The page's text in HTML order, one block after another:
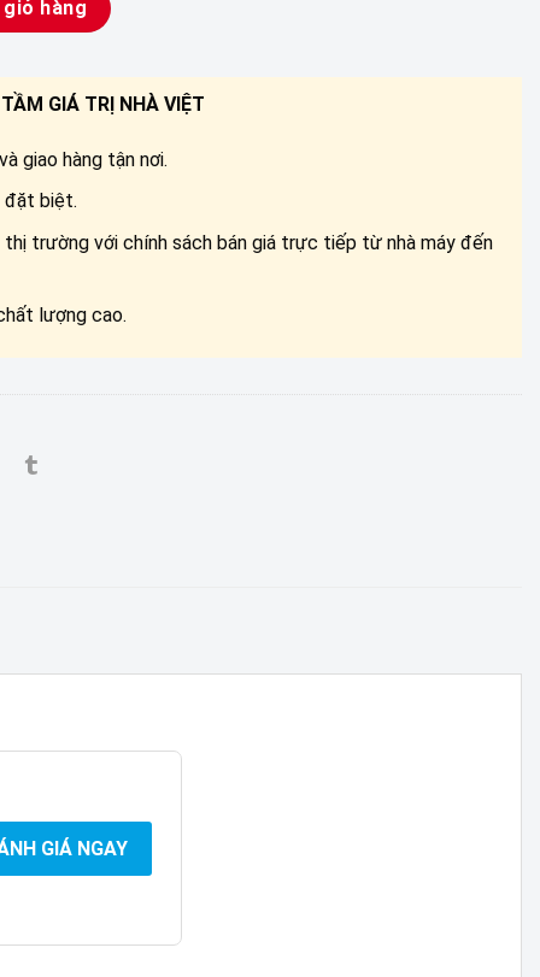
hàng
GIÁ TRỊ NHÀ VIỆT
giao hàng tận nơi.
đặt biệt.
trường với chính sách bán giá trực tiếp từ nhà máy đến
lượng cao.
GIÁ NGAY